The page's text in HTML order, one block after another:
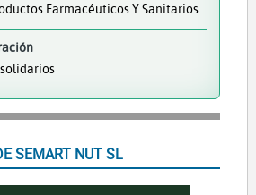
Farmacéuticos Y Sanitarios
SEMART NUT SL